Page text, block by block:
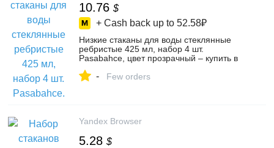
10.76 $
+ Cash back up to 52.58₽
Низкие стаканы для воды стеклянные
ребристые 425 мл, набор 4 шт.
Pasabahce, цвет прозрачный – купить в
Маркете, 5137309170
- Few orders
Yandex Browser
5.28 $